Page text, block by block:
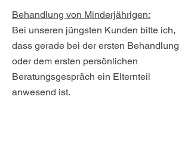
Behandlung von Minderjährigen:
Bei unseren jüngsten Kunden bitte ich,
dass gerade bei der ersten Behandlung
oder dem ersten persönlichen
Beratungsgespräch ein Elternteil
anwesend ist.